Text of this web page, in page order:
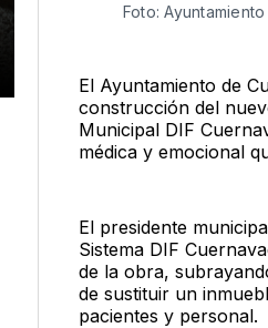
Foto:
El Ayuntamiento de
construcción del
Municipal DIF
médica y emocional
El presidente
Sistema DIF
de la obra,
de sustituir un
pacientes y personal.